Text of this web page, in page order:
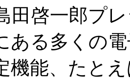
田啓一郎プ
ある多くの
機能、たと